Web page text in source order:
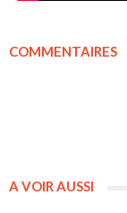
COMMENTAIRES
A VOIR AUSSI